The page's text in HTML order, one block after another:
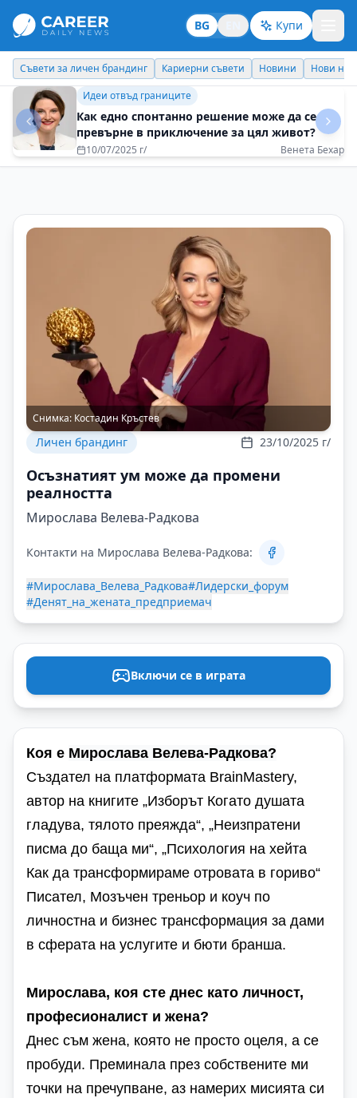
BG Купи
Кариерни съвети Новини Нови назначения Днес празнува
Бизнес брандинг
Умението да говориш убедително и
въздействащо е ключово за успеха
16/05/2025 г/ Деси Стоянова - How To Speak
Снимка: Костадин Кръстев
Личен брандинг 23/10/2025 г/
Осъзнатият ум може да промени
реалността
Мирослава Велева-Радкова
Контакти на Мирослава Велева-Радкова:
#Мирослава_Велева_Радкова#Лидерски_форум
#Денят_на_жената_предприемач
Включи се в играта
Коя е Мирослава Велева-Радкова?
Създател на платформата BrainMastery,
автор на книгите „Изборът Когато душата
гладува, тялото преяжда“, „Неизпратени
писма до баща ми“, „Психология на хейта
Как да трансформираме отровата в гориво“
Писател, Мозъчен треньор и коуч по
личностна и бизнес трансформация за дами
в сферата на услугите и бюти бранша.
Мирослава, коя сте днес като личност,
професионалист и жена?
Днес съм жена, която не просто оцеля, а се
пробуди. Преминала през собствените ми
точки на пречупване, аз намерих мисията си